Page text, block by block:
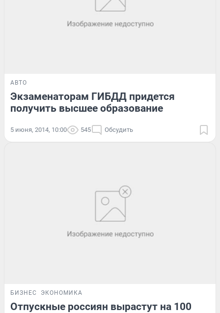
АВТО
Экзаменаторам ГИБДД придется
получить высшее образование
5 июня, 2014, 10:00 545 Обсудить
БИЗНЕС ЭКОНОМИКА
Отпускные россиян вырастут на 100